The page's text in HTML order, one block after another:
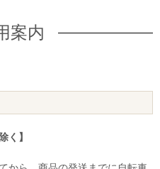
案内
く】